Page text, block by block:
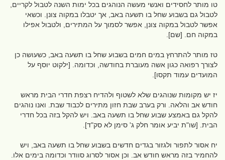
טו מותר לחסידים ואנשי מעשה הנוהגים בכל ימות השנה לטבול לקריים,
לטבול גם בשבוע שחל בו תשעה באב, אך יטבלו במקוה צונן. וכשאי
אפשר לטבול במקוה צונן, אפשר לסמוך על המתירים, ולטבול אפילו
במקוה חם. [שם].
טז מותר להתרחץ במים חמים בשבוע שחל בו תשעה באב, כשעושה כן
לצורך רפואה כגון אשה מעוברת בחודשה, וכדומה. [ילקוט יוסף על
המועדים עמוד תקסו].
יז יש מקומות שנוהגים שלא לשטוף ולהדיח רצפת חדרי הבית מראש
חודש אב והלאה. ורק בערב שבת חזון מתירים לכבוד שבת. ואנו נוהגים
להקל גם באמצע שבוע שחל בו תשעה באב. ויש להקל בזה בכל חדרי
הבית. [שו"ת יביע אומר חלק ג' סימן לא סק"ד].
יח אסור לתפור ולגזור בגדים חדשים בשבוע שחל בו תשעה באב, ויש
להחמיר בזה מראש חודש אב. וכן אסור לסרוג סוודר וכדומה בימים אלו.